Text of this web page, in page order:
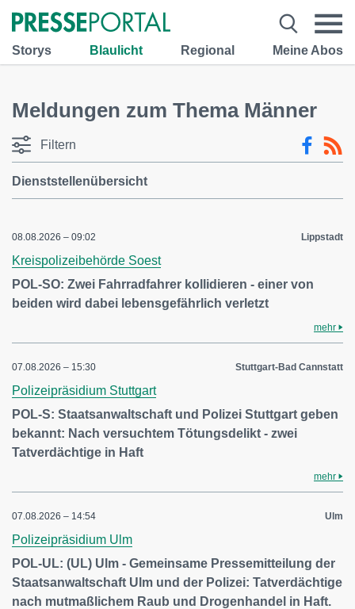
Storys Blaulicht Regional Meine Abos
Meldungen zum Thema Männer
Filtern
Dienststellenübersicht
08.08.2026 – 09:02 Lippstadt
Kreispolizeibehörde Soest
POL-SO: Zwei Fahrradfahrer kollidieren - einer von
beiden wird dabei lebensgefährlich verletzt
mehr
07.08.2026 – 15:30 Stuttgart-Bad Cannstatt
Polizeipräsidium Stuttgart
POL-S: Staatsanwaltschaft und Polizei Stuttgart geben
bekannt: Nach versuchtem Tötungsdelikt - zwei
Tatverdächtige in Haft
mehr
07.08.2026 – 14:54 Ulm
Polizeipräsidium Ulm
POL-UL: (UL) Ulm - Gemeinsame Pressemitteilung der
Staatsanwaltschaft Ulm und der Polizei: Tatverdächtige
nach mutmaßlichem Raub und Drogenhandel in Haft.